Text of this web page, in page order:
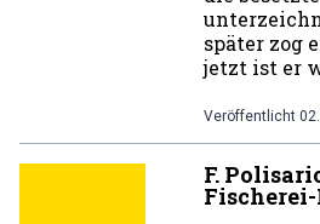
später zog
jetzt ist er
Veröffentlicht
F.